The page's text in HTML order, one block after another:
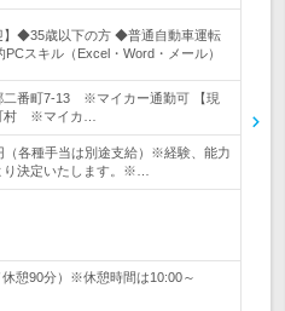
】◆35歳以下の方 ◆普通自動車運転
スキル（Excel・Word・メール）
二番町7-13 ※マイカー通勤可 【現
村 ※マイカ…
（各種手当は別途支給）※経験、能力
り決定いたします。※…
憩90分）※休憩時間は10:00～